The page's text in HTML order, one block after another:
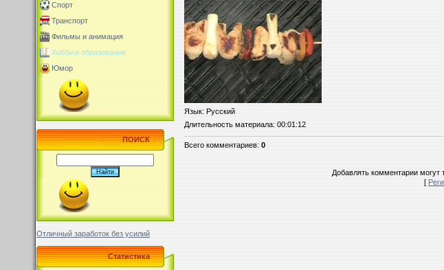
Спорт
Транспорт
Фильмы и анимация
Хобби и образование
Юмор
ПОИСК
Отличный заработок без усилий
Статистика
Язык: Русский
Длительность материала: 00:01:12
Всего комментариев:0
Добавлять комментарии могут
[